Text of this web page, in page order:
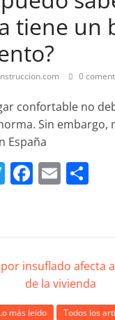
tiene un
0
confortable no
Sin embargo,
España
T F
b
o
o
E
ar
tir
más leído Todos los